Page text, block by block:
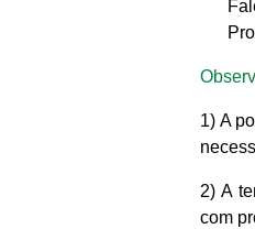
1) A
2) A
com